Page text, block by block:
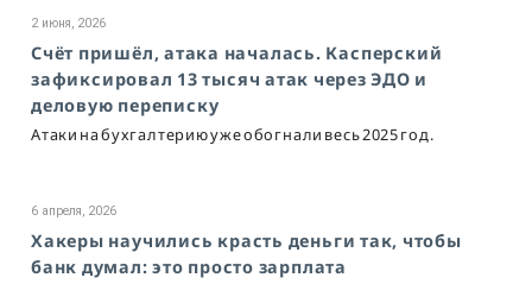
2 июня, 2026
Счёт пришёл, атака началась. Касперский
зафиксировал 13 тысяч атак через ЭДО и
деловую переписку
Атаки на бухгалтерию уже обогнали весь 2025 год.
6 апреля, 2026
Хакеры научились красть деньги так, чтобы
банк думал: это просто зарплата